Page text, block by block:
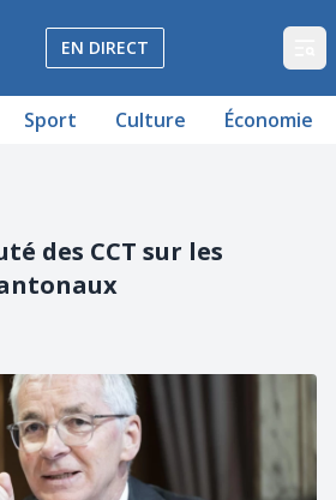
Vaud et Fribourg
EN DIRECT
Sport Culture Économie
des CCT sur les